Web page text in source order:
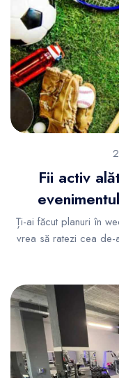
Fii activ
Ți-ai făcut planuri în
vrea să ratezi cea de-